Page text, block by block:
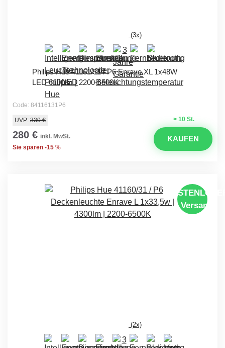
(3x)
Philips Hue 41161/31 / P6 Enrave XL 1x48W
LED 6100lm | 2200-6500K
Code: 84116131P6
> 10 St.
UVP: 330 €
280 € inkl. MwSt.
Sie sparen -15 %
KAUFEN
Versand
(2x)